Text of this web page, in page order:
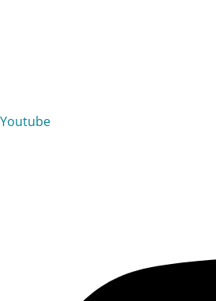
Youtube